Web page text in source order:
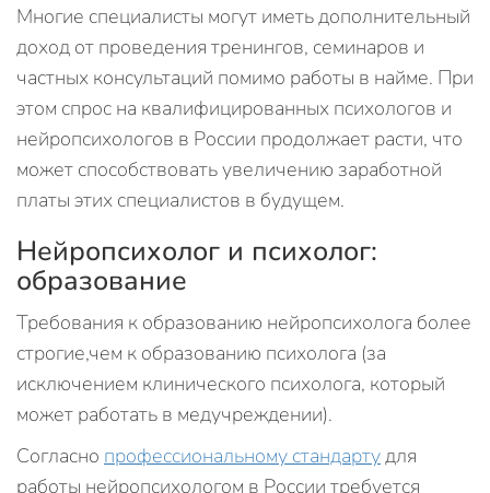
Многие специалисты могут иметь дополнительный
доход от проведения тренингов, семинаров и
частных консультаций помимо работы в найме. При
этом спрос на квалифицированных психологов и
нейропсихологов в России продолжает расти, что
может способствовать увеличению заработной
платы этих специалистов в будущем.
Нейропсихолог и психолог:
образование
Требования к образованию нейропсихолога более
строгие,чем к образованию психолога (за
исключением клинического психолога, который
может работать в медучреждении).
Согласно профессиональному стандартудля
работы нейропсихологом в России требуется